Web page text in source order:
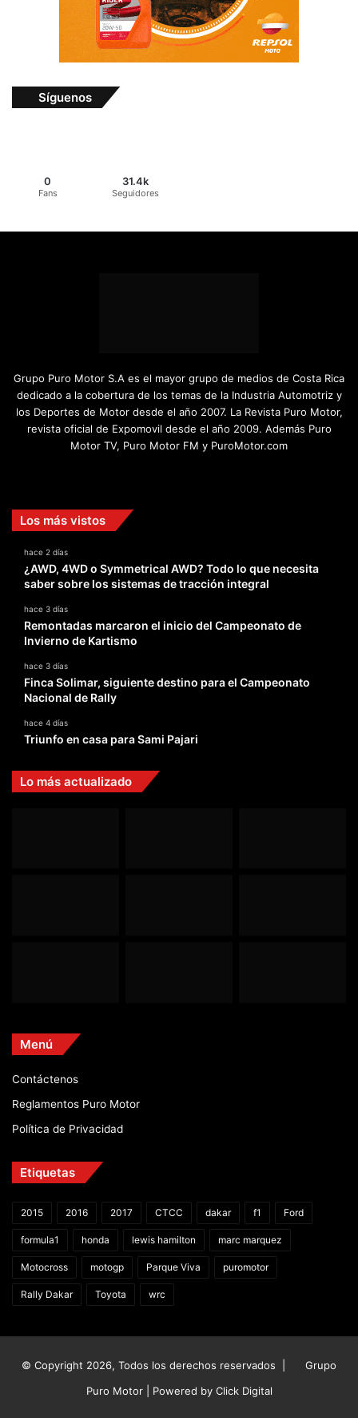
Síguenos
0
Fans
31.4k
Seguidores
Grupo Puro Motor S.A es el mayor grupo de medios de Costa Rica
dedicado a la cobertura de los temas de la Industria Automotriz y
los Deportes de Motor desde el año 2007. La Revista Puro Motor,
revista oficial de Expomovil desde el año 2009. Además Puro
Motor TV, Puro Motor FM y PuroMotor.com
Los más vistos
hace 2 días
¿AWD, 4WD o Symmetrical AWD? Todo lo que necesita
saber sobre los sistemas de tracción integral
hace 3 días
Remontadas marcaron el inicio del Campeonato de
Invierno de Kartismo
hace 3 días
Finca Solimar, siguiente destino para el Campeonato
Nacional de Rally
hace 4 días
Triunfo en casa para Sami Pajari
Lo más actualizado
Menú
Contáctenos
Reglamentos Puro Motor
Política de Privacidad
Etiquetas
2015 2016 2017 CTCC dakar f1 Ford
formula1 honda lewis hamilton marc marquez
Motocross motogp Parque Viva puromotor
Rally Dakar Toyota wrc
© Copyright 2026, Todos los derechos reservados |
Grupo
Puro Motor | Powered by Click Digital